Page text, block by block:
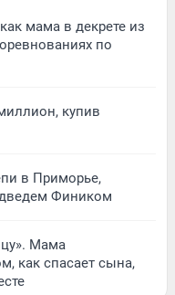
мама в декрете из
по
купив
в Приморье,
Фиником
Мама
как спасает сына,